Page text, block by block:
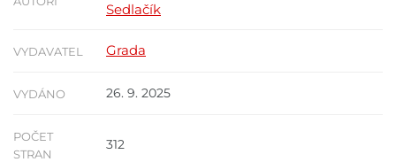
Sedlačík
VYDAVATEL Grada
VYDÁNO 26. 9. 2025
POČET
STRAN
312